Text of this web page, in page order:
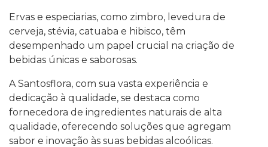
Ervas e especiarias, como zimbro, levedura de
cerveja, stévia, catuaba e hibisco, têm
desempenhado um papel crucial na criação de
bebidas únicas e saborosas.
A Santosflora, com sua vasta experiência e
dedicação à qualidade, se destaca como
fornecedora de ingredientes naturais de alta
qualidade, oferecendo soluções que agregam
sabor e inovação às suas bebidas alcoólicas.